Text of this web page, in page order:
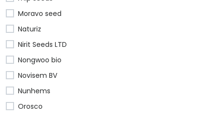
Moravo seed
Naturiz
Nirit Seeds LTD
Nongwoo bio
Novisem BV
Nunhems
Orosco